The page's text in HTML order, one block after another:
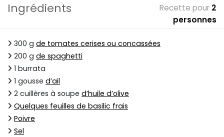
Ingrédients Recette pour 2
personnes
300 g de tomates cerises ou concassées
200 g de spaghetti
1 burrata
1 gousse d’ail
2 cuillères à soupe d’huile d’olive
Quelques feuilles de basilic frais
Poivre
Sel